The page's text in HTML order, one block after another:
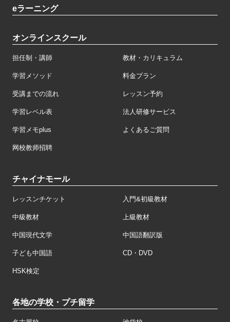
eラーニング
オンラインスクール
担任制・講師 教材・カリキュラム
学習メソッド 料金プラン
受講までの流れ レッスン予約
学習レベル表 法人研修サービス
学習メモplus よくあるご質問
网校教师招聘
チャイナモール
レッスンチケット 入門&初級教材
中級教材 上級教材
中国現代文学 中国語翻訳版
子ども中国語 CD・DVD
HSK検定
各地の学校・プチ留学